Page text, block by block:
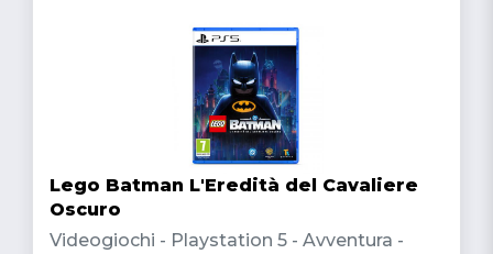
Lego Batman L'Eredità del Cavaliere
Oscuro
Videogiochi - Playstation 5 - Avventura -